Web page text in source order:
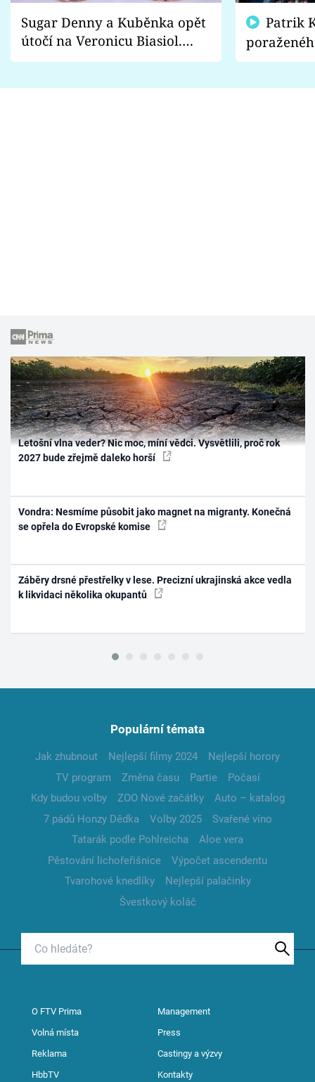
Sugar Denny a Kuběnka opět
útočí na Veronicu Biasiol.
Proč je podle nich falešná a
fanoušci
Letošní vlna veder? Nic moc, míní vědci. Vysvětlili, proč rok
2027 bude zřejmě daleko horší
Vondra: Nesmíme působit jako magnet na migranty. Konečná
se opřela do Evropské komise
Záběry drsné přestřelky v lese. Precizní ukrajinská akce vedla
k likvidaci několika okupantů
Populární témata
Jak zhubnout Nejlepší filmy 2024
Nejlepší horory
TV program
Změna času Partie
Počasí
Kdy budou volby
ZOO Nové začátky
Auto – katalog
7 pádů Honzy Dědka
Volby 2025
Svařené víno
Tatarák podle Pohlreicha
Aloe vera
Pěstování lichořeřišnice
Výpočet ascendentu
Tvarohové knedlíky
Nejlepší palačinky
Švestkový koláč
O FTV Prima Management
Volná místa Press
Reklama Castingy a výzvy
HbbTV Kontakty